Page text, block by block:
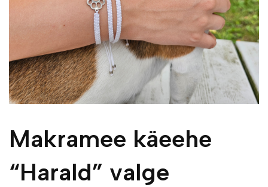
Makramee käeehe
“Harald” valge